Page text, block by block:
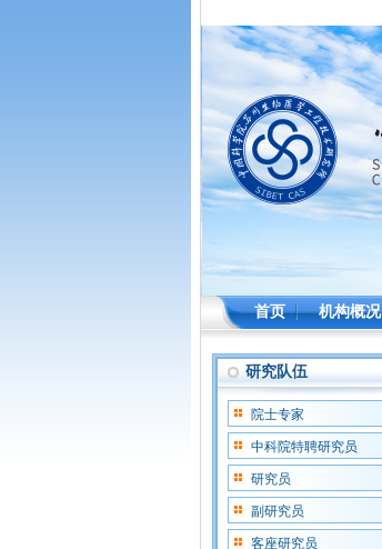
首页 机构概况
研究队伍
院士专家
中科院特聘研究员
研究员
副研究员
客座研究员